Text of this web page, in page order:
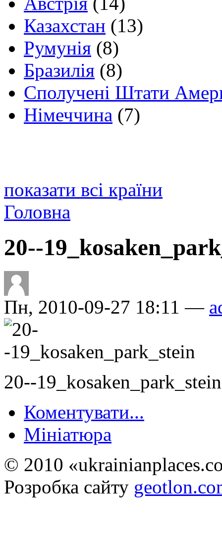
Казахстан (13)
Румунія (8)
Бразилія (8)
Сполучені Штати
Німеччина (7)
показати всі країни
Головна
20--
Пн, 2010-09-27 18:11 —
20--19_kosaken_park_stein
Коментувати...
Мініатюра
© 2010
Розробка сайту